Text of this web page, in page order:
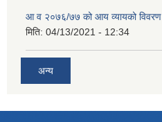
आ व २०७६/७७ को आय व्यायको विवरण
मिति: 04/13/2021 - 12:34
अन्य